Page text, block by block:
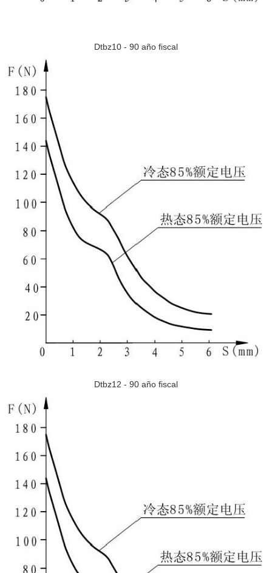
Dtbz10 - 90 año fiscal
Dtbz12 - 90 año fiscal